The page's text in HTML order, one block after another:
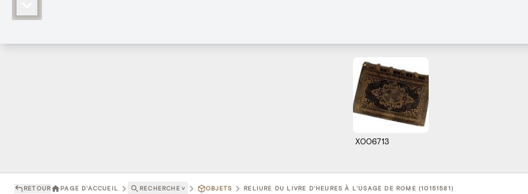
X006713
RETOUR PAGE D'ACCUEIL RECHERCHE ˅ OBJETS RELIURE DU LIVRE D'HEURES À L'USAGE DE ROME (10151581)